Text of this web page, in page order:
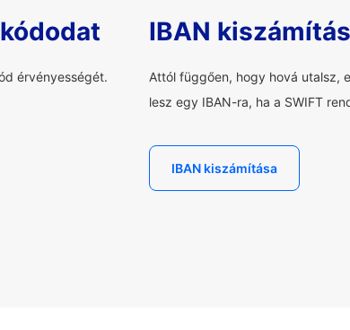
érvényességét.
IBAN
Attól függően, hogy hová utalsz,
lesz egy IBAN-ra, ha a SWIFT
IBAN kiszámítása